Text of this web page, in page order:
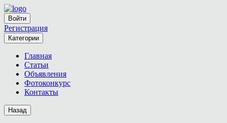
Войти
Регистрация
Категории
Главная
Статьи
Объявления
Фотоконкурс
Контакты
Назад